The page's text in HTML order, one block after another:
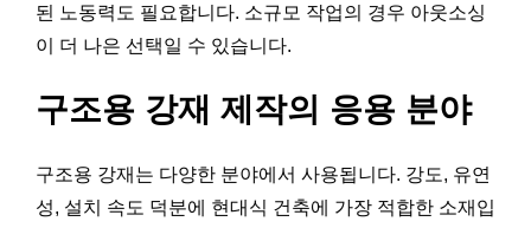
된 노동력도 필요합니다. 소규모 작업의 경우 아웃소싱
이 더 나은 선택일 수 있습니다.
구조용 강재 제작의 응용 분야
구조용 강재는 다양한 분야에서 사용됩니다. 강도, 유연
성, 설치 속도 덕분에 현대식 건축에 가장 적합한 소재입